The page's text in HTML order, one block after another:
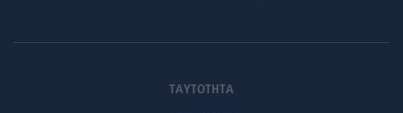
ΤΑΥΤΟΤΗΤΑ